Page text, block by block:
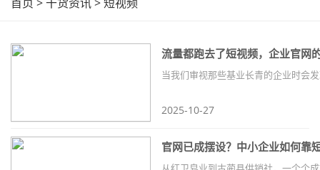
流量都跑去了短视频，企业官网
2025-10-27
官网已成摆设？中小企业如何靠